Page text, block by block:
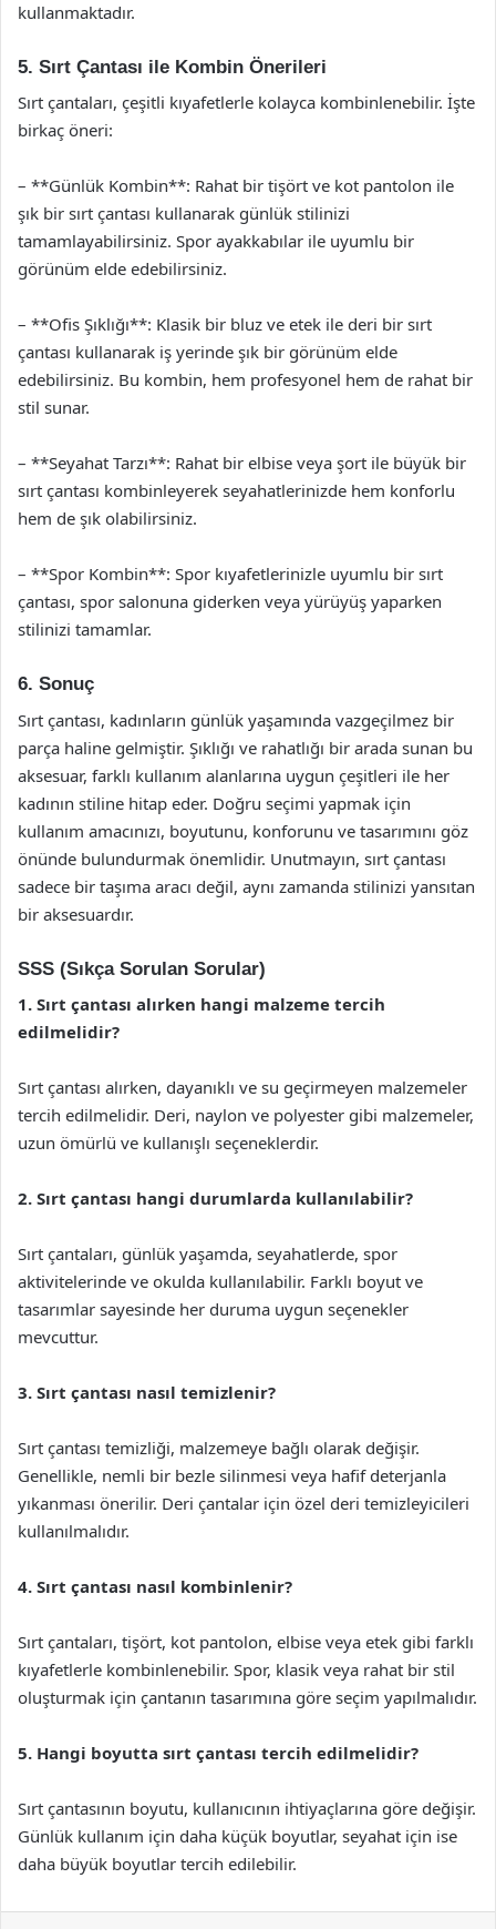
kullanmaktadır.
5. Sırt Çantası ile Kombin Önerileri
Sırt çantaları, çeşitli kıyafetlerle kolayca kombinlenebilir. İşte
birkaç öneri:
– **Günlük Kombin**: Rahat bir tişört ve kot pantolon ile
şık bir sırt çantası kullanarak günlük stilinizi
tamamlayabilirsiniz. Spor ayakkabılar ile uyumlu bir
görünüm elde edebilirsiniz.
– **Ofis Şıklığı**: Klasik bir bluz ve etek ile deri bir sırt
çantası kullanarak iş yerinde şık bir görünüm elde
edebilirsiniz. Bu kombin, hem profesyonel hem de rahat bir
stil sunar.
– **Seyahat Tarzı**: Rahat bir elbise veya şort ile büyük bir
sırt çantası kombinleyerek seyahatlerinizde hem konforlu
hem de şık olabilirsiniz.
– **Spor Kombin**: Spor kıyafetlerinizle uyumlu bir sırt
çantası, spor salonuna giderken veya yürüyüş yaparken
stilinizi tamamlar.
6. Sonuç
Sırt çantası, kadınların günlük yaşamında vazgeçilmez bir
parça haline gelmiştir. Şıklığı ve rahatlığı bir arada sunan bu
aksesuar, farklı kullanım alanlarına uygun çeşitleri ile her
kadının stiline hitap eder. Doğru seçimi yapmak için
kullanım amacınızı, boyutunu, konforunu ve tasarımını göz
önünde bulundurmak önemlidir. Unutmayın, sırt çantası
sadece bir taşıma aracı değil, aynı zamanda stilinizi yansıtan
bir aksesuardır.
SSS (Sıkça Sorulan Sorular)
1. Sırt çantası alırken hangi malzeme tercih
edilmelidir?
Sırt çantası alırken, dayanıklı ve su geçirmeyen malzemeler
tercih edilmelidir. Deri, naylon ve polyester gibi malzemeler,
uzun ömürlü ve kullanışlı seçeneklerdir.
2. Sırt çantası hangi durumlarda kullanılabilir?
Sırt çantaları, günlük yaşamda, seyahatlerde, spor
aktivitelerinde ve okulda kullanılabilir. Farklı boyut ve
tasarımlar sayesinde her duruma uygun seçenekler
mevcuttur.
3. Sırt çantası nasıl temizlenir?
Sırt çantası temizliği, malzemeye bağlı olarak değişir.
Genellikle, nemli bir bezle silinmesi veya hafif deterjanla
yıkanması önerilir. Deri çantalar için özel deri temizleyicileri
kullanılmalıdır.
4. Sırt çantası nasıl kombinlenir?
Sırt çantaları, tişört, kot pantolon, elbise veya etek gibi farklı
kıyafetlerle kombinlenebilir. Spor, klasik veya rahat bir stil
oluşturmak için çantanın tasarımına göre seçim yapılmalıdır.
5. Hangi boyutta sırt çantası tercih edilmelidir?
Sırt çantasının boyutu, kullanıcının ihtiyaçlarına göre değişir.
Günlük kullanım için daha küçük boyutlar, seyahat için ise
daha büyük boyutlar tercih edilebilir.